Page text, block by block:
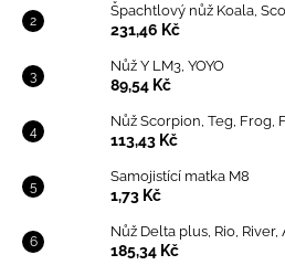
Špachtlový nůž Koala,
231,46 Kč
Nůž Y LM3, YOYO
89,54 Kč
Nůž Scorpion, Teg, Frog,
113,43 Kč
Samojistící matka M8
1,73 Kč
Nůž Delta plus, Rio,
185,34 Kč